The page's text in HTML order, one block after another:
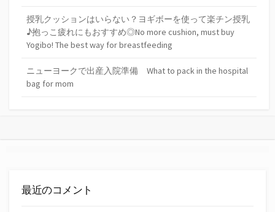
授乳クッションはいらない？ヨギボーを使って楽チン授乳
♪抱っこ疲れにもおすすめ◎No more cushion, must buy
Yogibo! The best way for breastfeeding
ニューヨークで出産入院準備 What to pack in the hospital
bag for mom
最近のコメント